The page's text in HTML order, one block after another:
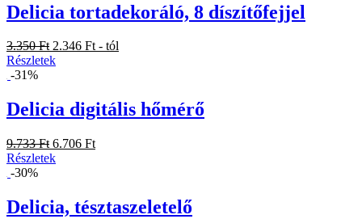
Delicia tortadekoráló, 8 díszítőfejjel
3.350 Ft2.346 Ft - tól
Részletek
-31%
Delicia digitális hőmérő
9.733 Ft 6.706 Ft
Részletek
-30%
Delicia, tésztaszeletelő